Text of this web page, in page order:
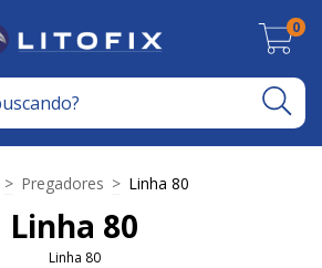
0
> Pregadores > Linha 80
Linha 80
Linha 80